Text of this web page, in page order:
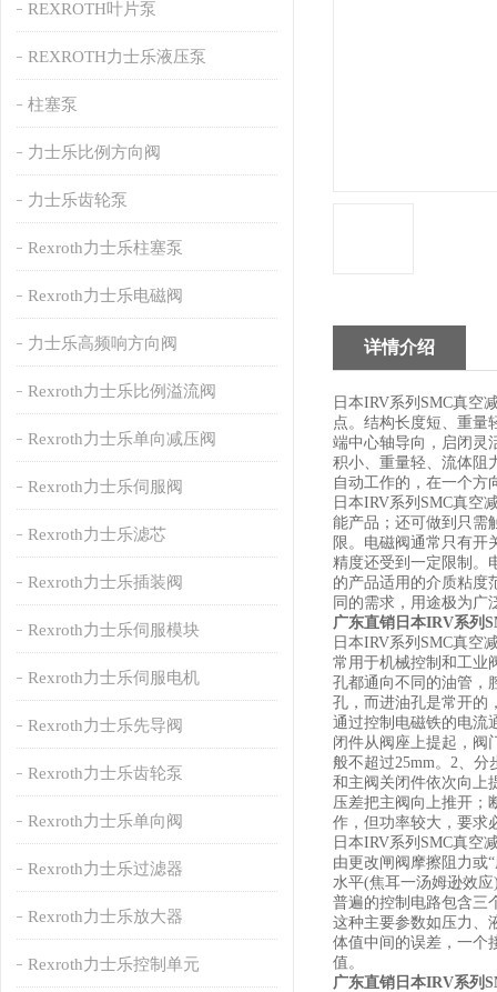
REXROTH叶片泵
REXROTH力士乐液压泵
柱塞泵
力士乐比例方向阀
力士乐齿轮泵
Rexroth力士乐柱塞泵
Rexroth力士乐电磁阀
力士乐高频响方向阀
Rexroth力士乐比例溢流阀
Rexroth力士乐单向减压阀
Rexroth力士乐伺服阀
Rexroth力士乐滤芯
Rexroth力士乐插装阀
Rexroth力士乐伺服模块
Rexroth力士乐伺服电机
Rexroth力士乐先导阀
Rexroth力士乐齿轮泵
Rexroth力士乐单向阀
Rexroth力士乐过滤器
Rexroth力士乐放大器
Rexroth力士乐控制单元
详情介绍
日本IRV系列SMC真空
点。结构长度短、重量
端中心轴导向，启闭灵
积小、重量轻、流体阻
自动工作的，在一个方
日本IRV系列SMC真空
能产品；还可做到只需
限。电磁阀通常只有开
精度还受到一定限制。
的产品适用的介质粘度
同的需求，用途极为广
广东直销日本IRV系列
日本IRV系列SMC真空
常用于机械控制和工业
孔都通向不同的油管，
孔，而进油孔是常开的
通过控制电磁铁的电流
闭件从阀座上提起，阀
般不超过25mm。2、
和主阀关闭件依次向上
压差把主阀向上推开；
作，但功率较大，要求
日本IRV系列SMC真空
由更改闸阀摩擦阻力或
水平(焦耳一汤姆逊效
普遍的控制电路包含三
这种主要参数如压力、
体值中间的误差，一个
值。
广东直销日本IRV系列